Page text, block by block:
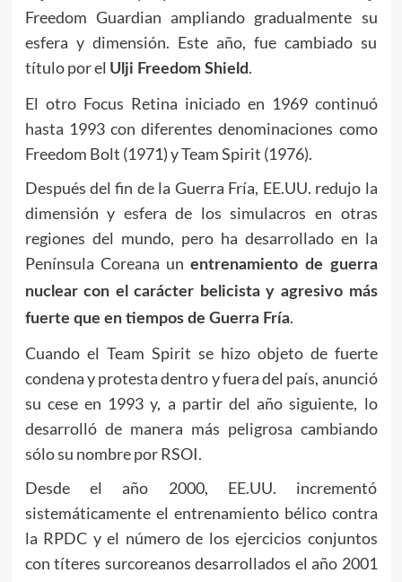
Freedom Guardian ampliando gradualmente su
esfera y dimensión. Este año, fue cambiado su
título por el Ulji Freedom Shield.
El otro Focus Retina iniciado en 1969 continuó
hasta 1993 con diferentes denominaciones como
Freedom Bolt (1971) y Team Spirit (1976).
Después del fin de la Guerra Fría, EE.UU. redujo la
dimensión y esfera de los simulacros en otras
regiones del mundo, pero ha desarrollado en la
Península Coreana un entrenamiento de guerra
nuclear con el carácter belicista y agresivo más
fuerte que en tiempos de Guerra Fría.
Cuando el Team Spirit se hizo objeto de fuerte
condena y protesta dentro y fuera del país, anunció
su cese en 1993 y, a partir del año siguiente, lo
desarrolló de manera más peligrosa cambiando
sólo su nombre por RSOI.
Desde el año 2000, EE.UU. incrementó
sistemáticamente el entrenamiento bélico contra
la RPDC y el número de los ejercicios conjuntos
con títeres surcoreanos desarrollados el año 2001